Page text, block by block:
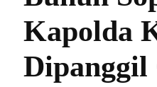
Kapolda
Dipanggil